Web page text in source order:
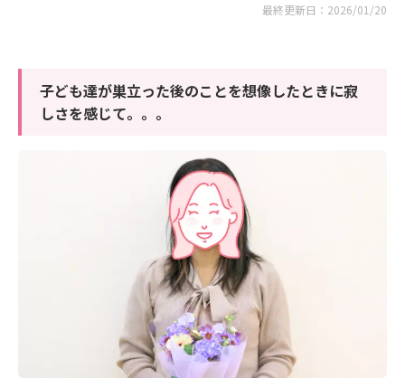
最終更新日：2026/01/20
子ども達が巣立った後のことを想像したときに寂
しさを感じて。。。